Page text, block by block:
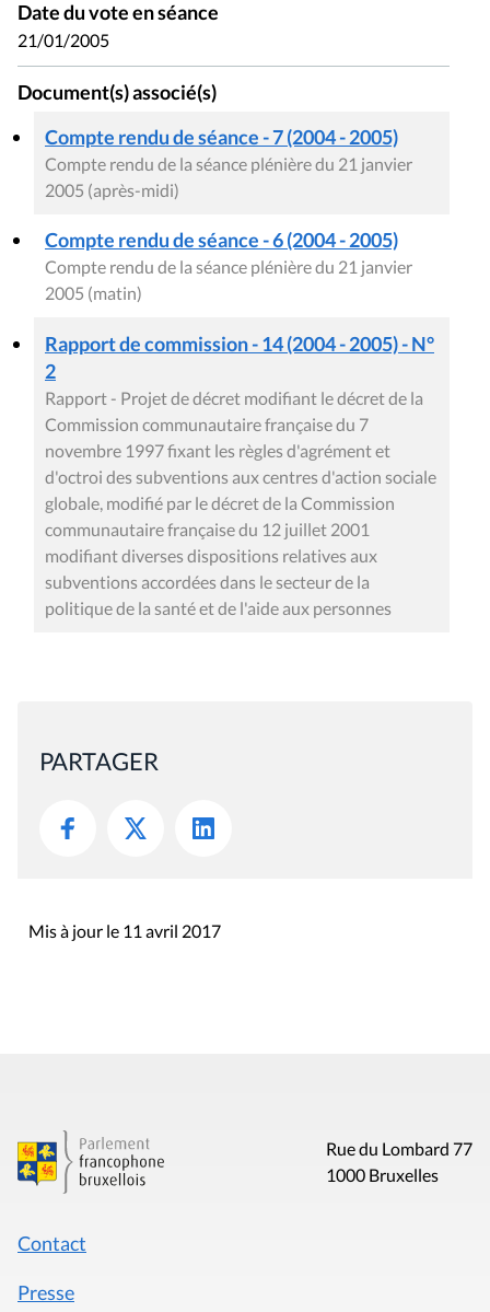
Date du vote en séance
21/01/2005
Document(s) associé(s)
Compte rendu de séance - 7 (2004 - 2005)
Compte rendu de la séance plénière du 21 janvier
2005 (après-midi)
Compte rendu de séance - 6 (2004 - 2005)
Compte rendu de la séance plénière du 21 janvier
2005 (matin)
Rapport de commission - 14 (2004 - 2005) - N°
2
Rapport - Projet de décret modifiant le décret de la
Commission communautaire française du 7
novembre 1997 fixant les règles d'agrément et
d'octroi des subventions aux centres d'action sociale
globale, modifié par le décret de la Commission
communautaire française du 12 juillet 2001
modifiant diverses dispositions relatives aux
subventions accordées dans le secteur de la
politique de la santé et de l'aide aux personnes
PARTAGER
Mis à jour le 11 avril 2017
Rue du Lombard 77
1000 Bruxelles
Contact
Presse